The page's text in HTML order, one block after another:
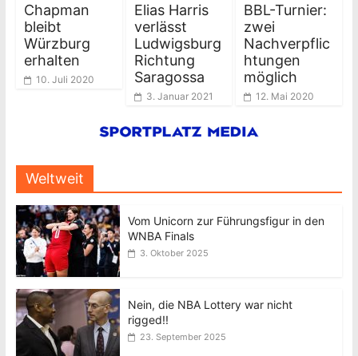
Chapman
bleibt
Würzburg
erhalten
10. Juli 2020
Elias Harris
verlässt
Ludwigsburg
Richtung
Saragossa
3. Januar 2021
BBL-Turnier:
zwei
Nachverpflic
htungen
möglich
12. Mai 2020
Weltweit
Vom Unicorn zur Führungsfigur in den
WNBA Finals
3. Oktober 2025
Nein, die NBA Lottery war nicht
rigged!!
23. September 2025